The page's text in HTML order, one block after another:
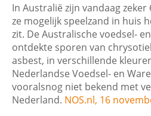
In Australië zijn vandaag
ze mogelijk speelzand in huis
zit. De Australische voedsel-
ontdekte sporen van
asbest, in verschillende
Nederlandse Voedsel- en
vooralsnog niet bekend met
Nederland. NOS.nl, 16